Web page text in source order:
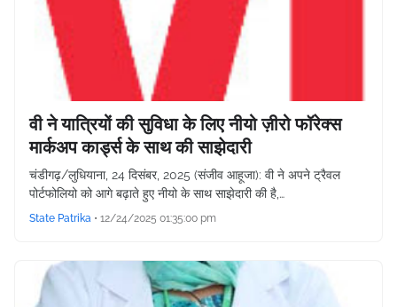
वी ने यात्रियों की सुविधा के लिए नीयो ज़ीरो फॉरेक्स
मार्कअप कार्ड्स के साथ की साझेदारी
चंडीगढ़/लुधियाना, 24 दिसंबर, 2025 (संजीव आहूजा): वी ने अपने ट्रैवल
पोर्टफोलियो को आगे बढ़ाते हुए नीयो के साथ साझेदारी की है,…
State Patrika • 12/24/2025 01:35:00 pm